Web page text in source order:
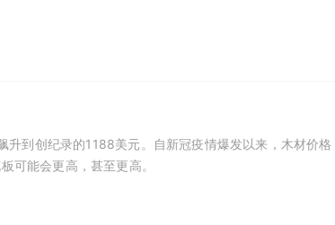
到创纪录的1188美元。自新冠疫情爆发以来，木材价格
可能会更高，甚至更高。